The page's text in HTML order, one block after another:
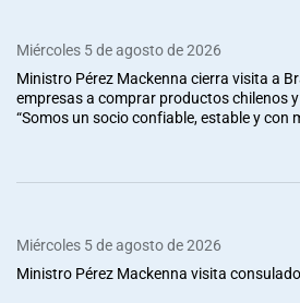
Miércoles 5 de agosto de 2026
Ministro Pérez Mackenna cierra visita a
empresas a comprar productos chilenos
“Somos un socio confiable, estable y con
Miércoles 5 de agosto de 2026
Ministro Pérez Mackenna visita